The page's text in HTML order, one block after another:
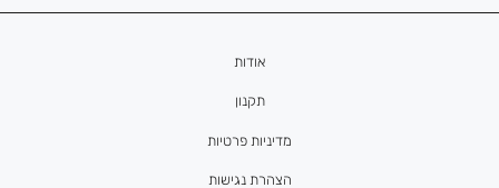
אודות
תקנון
מדיניות פרטיות
הצהרת נגישות